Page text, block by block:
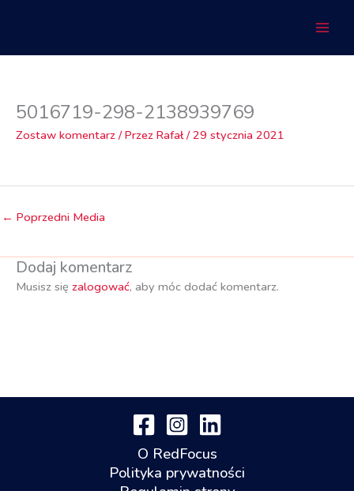
5016719-298-2138939769
Zostaw komentarz / Przez Rafał/29 stycznia 2021
← Poprzedni Media
Dodaj komentarz
Musisz się zalogować, aby móc dodać komentarz.
O RedFocus
Polityka prywatności